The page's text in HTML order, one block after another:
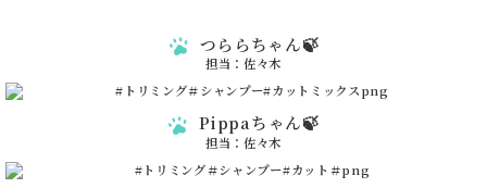
つららちゃん🍃
担当：佐々木
Pippaちゃん🍃
担当：佐々木